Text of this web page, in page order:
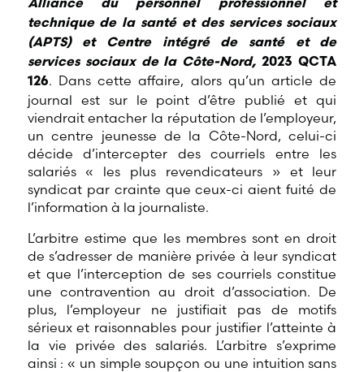
Alliance du personnel professionnel et
technique de la santé et des services sociaux
(APTS) et Centre intégré de santé et de
services sociaux de la Côte-Nord,2023 QCTA
126. Dans cette affaire, alors qu’un article de
journal est sur le point d’être publié et qui
viendrait entacher la réputation de l’employeur,
un centre jeunesse de la Côte-Nord, celui-ci
décide d’intercepter des courriels entre les
salariés « les plus revendicateurs » et leur
syndicat par crainte que ceux-ci aient fuité de
l’information à la journaliste.
L’arbitre estime que les membres sont en droit
de s’adresser de manière privée à leur syndicat
et que l’interception de ses courriels constitue
une contravention au droit d’association. De
plus, l’employeur ne justifiait pas de motifs
sérieux et raisonnables pour justifier l’atteinte à
la vie privée des salariés. L’arbitre s’exprime
ainsi : « un simple soupçon ou une intuition sans